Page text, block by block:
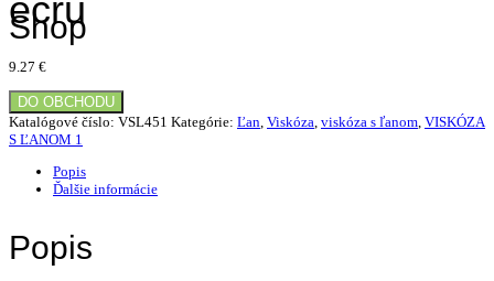
Shop
ecru
9.27 €
DO OBCHODU
Katalógové číslo: VSL451 Kategórie: Ľan, Viskóza, viskóza s ľanom, VISKÓZA
S ĽANOM 1
Popis
Ďalšie informácie
Popis